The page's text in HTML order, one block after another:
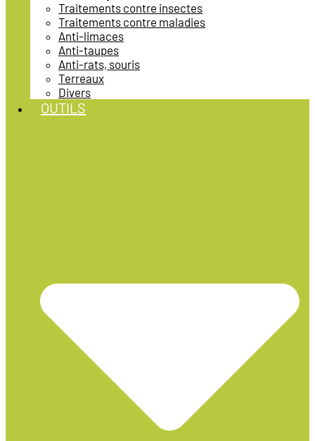
Traitements contre insectes
Traitements contre maladies
Anti-limaces
Anti-taupes
Anti-rats, souris
Terreaux
Divers
OUTILS